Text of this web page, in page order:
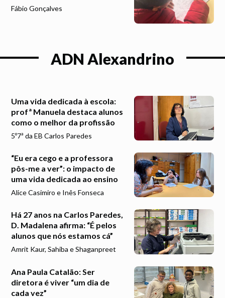
Fábio Gonçalves
ADN Alexandrino
Uma vida dedicada à escola:
profª Manuela destaca alunos
como o melhor da profissão
5º7ª da EB Carlos Paredes
“Eu era cego e a professora
pôs-me a ver”: o impacto de
uma vida dedicada ao ensino
Alice Casimiro e Inês Fonseca
Há 27 anos na Carlos Paredes,
D. Madalena afirma: “É pelos
alunos que nós estamos cá”
Amrit Kaur, Sahiba e Shaganpreet
Ana Paula Catalão: Ser
diretora é viver “um dia de
cada vez”